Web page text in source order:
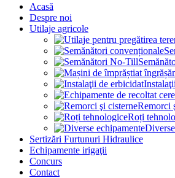
Acasă
Despre noi
Utilaje agricole
Remorci
Roți
Sertizări Furtunuri Hidraulice
Echipamente irigaţii
Concurs
Contact